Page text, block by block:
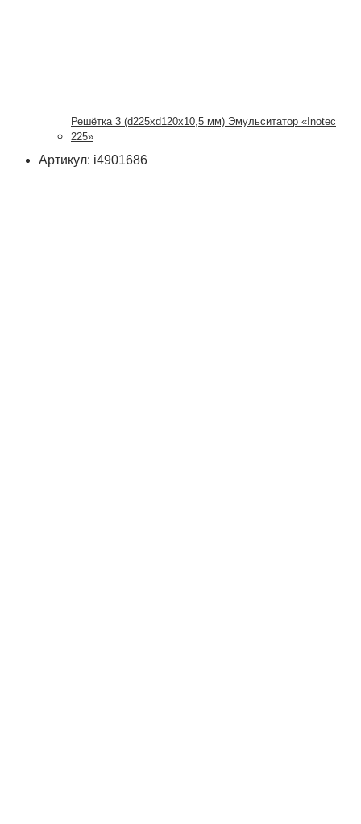
Решётка 3 (d225xd120x10,5 мм) Эмульситатор «Inotec
225»
Артикул: i4901686